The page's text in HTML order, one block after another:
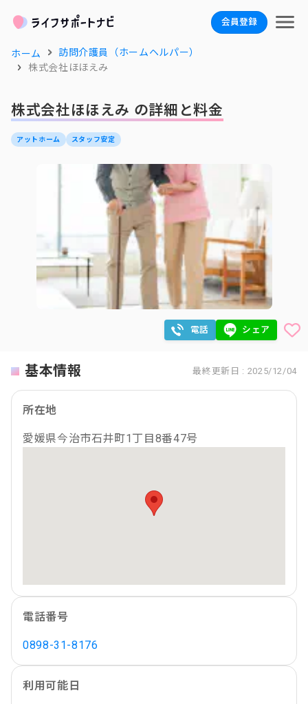
会員登録
ホーム
訪問介護員（ホームヘルパー）
株式会社ほほえみ
株式会社ほほえみ の詳細と料金
アットホーム スタッフ安定
電話 シェア
基本情報 最終更新日 : 2025/12/04
所在地
愛媛県今治市石井町1丁目8番47号
電話番号
0898-31-8176
利用可能日